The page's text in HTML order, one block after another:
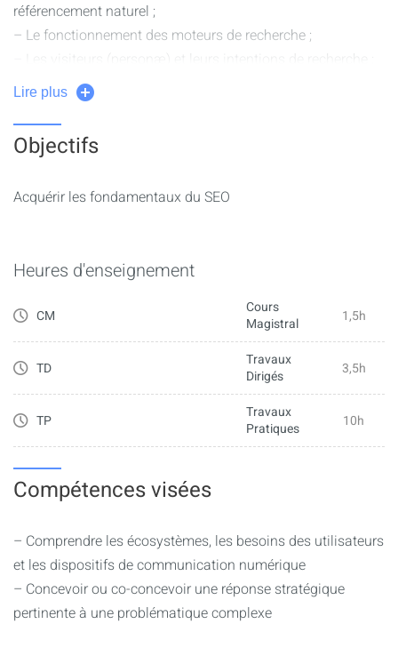
référencement naturel ;
– Le fonctionnement des moteurs de recherche ;
– Le positionnement d’un site et l’optimisation des
contenus en vue de son référencement ;
– Maîtrise des informations apparaissant dans les
résultats des moteurs de recherche ;
– Outils statistiques pour évaluer la pertinence d’une
Lire plus
Objectifs
Acquérir les fondamentaux du SEO
Heures d'enseignement
CM
Cours
Magistral
1,5h
TD
Travaux
Dirigés
3,5h
TP
Travaux
Pratiques
10h
Compétences visées
– Comprendre les écosystèmes, les besoins des utilisateurs
et les dispositifs de communication numérique
– Concevoir ou co-concevoir une réponse stratégique
pertinente à une problématique complexe